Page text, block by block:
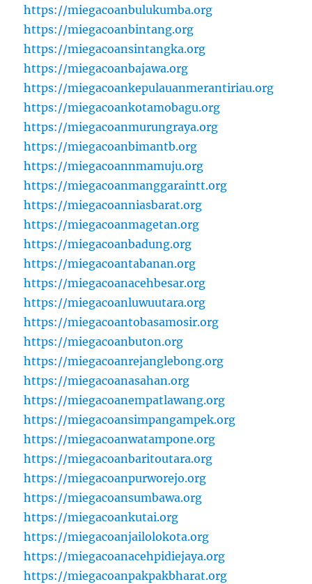
https://miegacoanbulukumba.org
https://miegacoanbintang.org
https://miegacoansintangka.org
https://miegacoanbajawa.org
https://miegacoankepulauanmerantiriau.org
https://miegacoankotamobagu.org
https://miegacoanmurungraya.org
https://miegacoanbimantb.org
https://miegacoannmamuju.org
https://miegacoanmanggaraintt.org
https://miegacoanniasbarat.org
https://miegacoanmagetan.org
https://miegacoanbadung.org
https://miegacoantabanan.org
https://miegacoanacehbesar.org
https://miegacoanluwuutara.org
https://miegacoantobasamosir.org
https://miegacoanbuton.org
https://miegacoanrejanglebong.org
https://miegacoanasahan.org
https://miegacoanempatlawang.org
https://miegacoansimpangampek.org
https://miegacoanwatampone.org
https://miegacoanbaritoutara.org
https://miegacoanpurworejo.org
https://miegacoansumbawa.org
https://miegacoankutai.org
https://miegacoanjailolokota.org
https://miegacoanacehpidiejaya.org
https://miegacoanpakpakbharat.org